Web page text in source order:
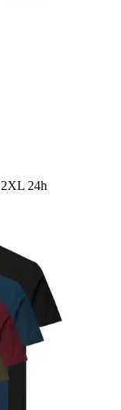
2XL 24h